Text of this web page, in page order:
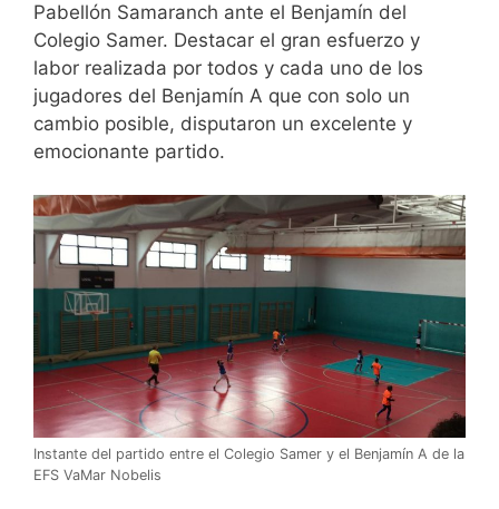
Pabellón Samaranch ante el Benjamín del
Colegio Samer. Destacar el gran esfuerzo y
labor realizada por todos y cada uno de los
jugadores del Benjamín A que con solo un
cambio posible, disputaron un excelente y
emocionante partido.
Instante del partido entre el Colegio Samer y el Benjamín A de la
EFS VaMar Nobelis